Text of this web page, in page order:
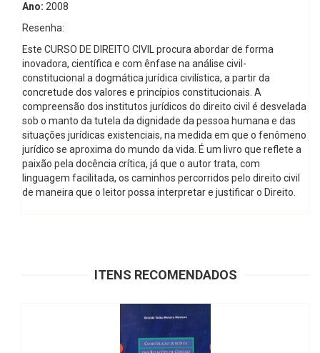
Ano: 2008
Resenha:
Este CURSO DE DIREITO CIVIL procura abordar de forma
inovadora, científica e com ênfase na análise civil-
constitucional a dogmática jurídica civilística, a partir da
concretude dos valores e princípios constitucionais. A
compreensão dos institutos jurídicos do direito civil é desvelada
sob o manto da tutela da dignidade da pessoa humana e das
situações jurídicas existenciais, na medida em que o fenômeno
jurídico se aproxima do mundo da vida. É um livro que reflete a
paixão pela docência crítica, já que o autor trata, com
linguagem facilitada, os caminhos percorridos pelo direito civil
de maneira que o leitor possa interpretar e justificar o Direito.
ITENS RECOMENDADOS